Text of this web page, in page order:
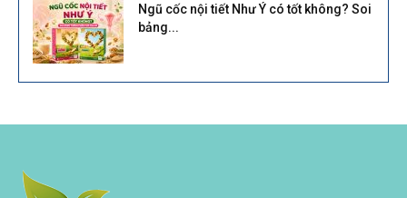
Ngũ cốc nội tiết Như Ý có tốt không? Soi
bảng...